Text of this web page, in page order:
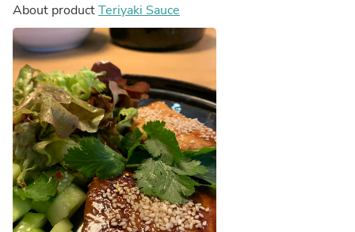
About productTeriyaki Sauce